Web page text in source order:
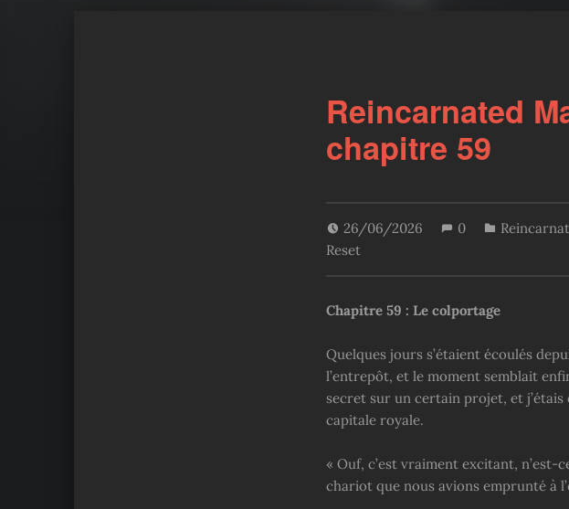
Reincarnated
chapitre 59
26/06/2026 0
Reset
Chapitre 59 : Le colportage
Quelques jours s’étaient écoulés
l’entrepôt, et le moment semblait
secret sur un certain projet, et
capitale royale.
« Ouf, c’est vraiment excitant, n’est-
chariot que nous avions emprunté à